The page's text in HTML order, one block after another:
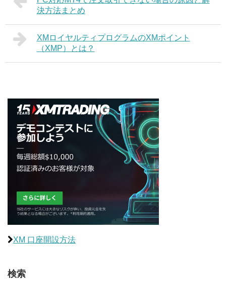
決方法まとめ
XMロイヤルティプログラムのXMポイント
（XMP）とは？
XM 口座開設方法
検索